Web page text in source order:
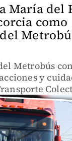
María del
como
Metrobús
y